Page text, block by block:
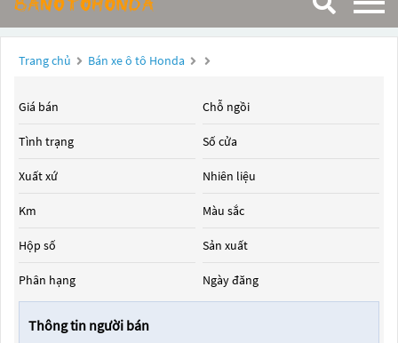
Trang chủ Bán xe ô tô Honda
Giá bán
Tình trạng
Xuất xứ
Km
Hộp số
Phân hạng
Chỗ ngồi
Số cửa
Nhiên liệu
Màu sắc
Sản xuất
Ngày đăng
Thông tin người bán